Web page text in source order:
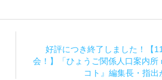
好評につき終了しました！【
会！】「ひょうご関係人口案内
コト』編集長・指出